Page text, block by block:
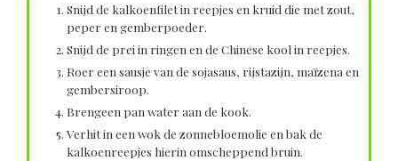
Snijd de kalkoenfilet in reepjes en kruid die met zout,
peper en gemberpoeder.
Snijd de prei in ringen en de Chinese kool in reepjes.
Roer een sausje van de sojasaus, rijstazijn, maïzena en
gembersiroop.
Brengeen pan water aan de kook.
Verhit in een wok de zonnebloemolie en bak de
kalkoenreepjes hierin omscheppend bruin.